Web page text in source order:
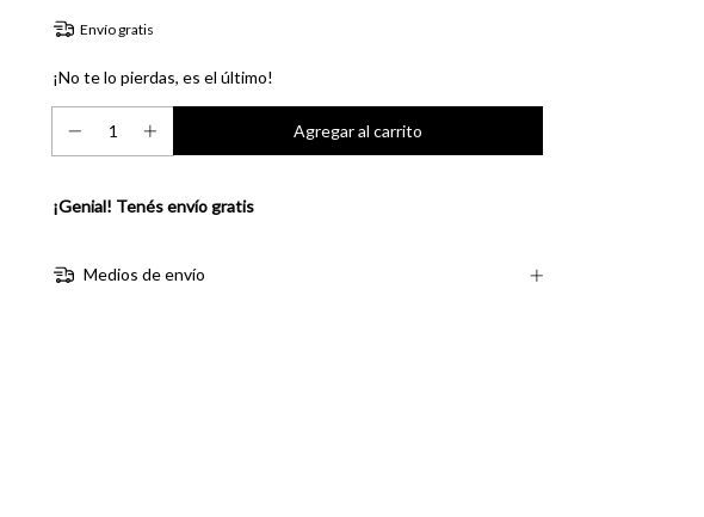
Envío gratis
¡No te lo pierdas, es el último!
¡Genial! Tenés envío gratis
Medios de envío